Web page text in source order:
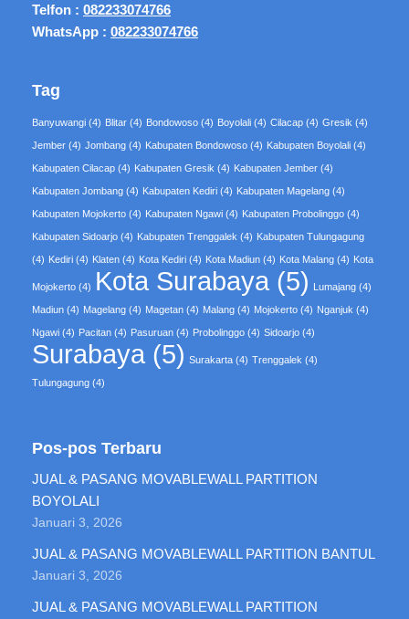
Telfon : 082233074766
WhatsApp : 082233074766
Tag
Banyuwangi (4) Blitar (4) Bondowoso (4) Boyolali (4) Cilacap (4) Gresik (4)
Jember (4) Jombang (4) Kabupaten Bondowoso (4) Kabupaten Boyolali (4)
Kabupaten Cilacap (4) Kabupaten Gresik (4) Kabupaten Jember (4)
Kabupaten Jombang (4) Kabupaten Kediri (4) Kabupaten Magelang (4)
Kabupaten Mojokerto (4) Kabupaten Ngawi (4) Kabupaten Probolinggo (4)
Kabupaten Sidoarjo (4) Kabupaten Trenggalek (4) Kabupaten Tulungagung
(4) Kediri (4) Klaten (4) Kota Kediri (4) Kota Madiun (4) Kota Malang (4) Kota
Mojokerto (4) Kota Surabaya (5) Lumajang (4)
Madiun (4) Magelang (4) Magetan (4) Malang (4) Mojokerto (4) Nganjuk (4)
Ngawi (4) Pacitan (4) Pasuruan (4) Probolinggo (4) Sidoarjo (4)
Surabaya (5) Surakarta (4) Trenggalek (4)
Tulungagung (4)
Pos-pos Terbaru
JUAL & PASANG MOVABLEWALL PARTITION
BOYOLALI
Januari 3, 2026
JUAL & PASANG MOVABLEWALL PARTITION BANTUL
Januari 3, 2026
JUAL & PASANG MOVABLEWALL PARTITION